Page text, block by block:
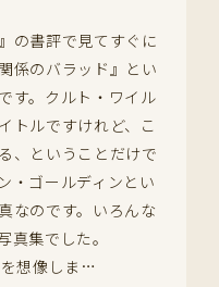
の書評で見てすぐに
係のバラッド』とい
す。クルト・ワイル
トルですけれど、こ
、ということだけで
・ゴールディンとい
なのです。いろんな
集でした。
想像しま…